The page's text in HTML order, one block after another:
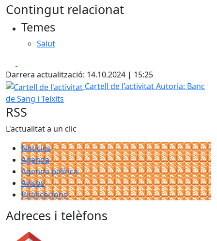
Contingut relacionat
Temes
Salut
Darrera actualització: 14.10.2024 | 15:25
Cartell de l'activitat
Cartell de l'activitatAutoria: Banc
de Sang i Teixits
RSS
L'actualitat a un clic
Notícies
Agenda
Agenda política
Avisos
Publicacions
Adreces i telèfons